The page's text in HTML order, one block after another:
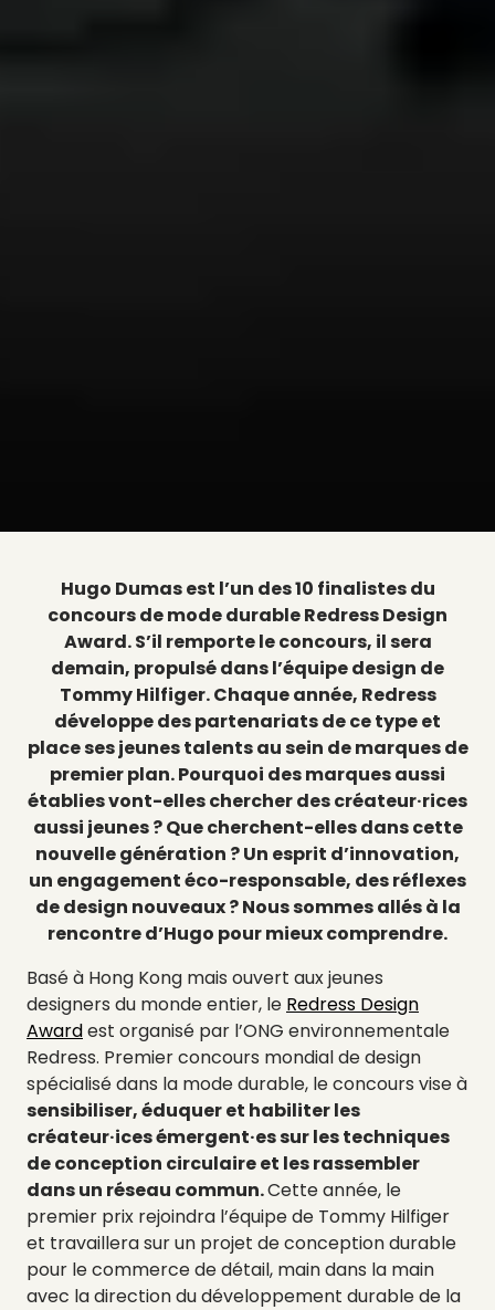
Hugo Dumas est l’un des 10 finalistes du
concours de mode durable Redress Design
Award. S’il remporte le concours, il sera
demain, propulsé dans l’équipe design de
Tommy Hilfiger. Chaque année, Redress
développe des partenariats de ce type et
place ses jeunes talents au sein de marques de
premier plan. Pourquoi des marques aussi
établies vont-elles chercher des créateur·rices
aussi jeunes ? Que cherchent-elles dans cette
nouvelle génération ? Un esprit d’innovation,
un engagement éco-responsable, des réflexes
de design nouveaux ? Nous sommes allés à la
rencontre d’Hugo pour mieux comprendre.
Basé à Hong Kong mais ouvert aux jeunes
designers du monde entier, le Redress Design
Awardest organisé par l’ONG environnementale
Redress. Premier concours mondial de design
spécialisé dans la mode durable, le concours vise à
sensibiliser, éduquer et habiliter les
créateur·ices émergent·es sur les techniques
de conception circulaire et les rassembler
dans un réseau commun.Cette année, le
premier prix rejoindra l’équipe de Tommy Hilfiger
et travaillera sur un projet de conception durable
pour le commerce de détail, main dans la main
avec la direction du développement durable de la